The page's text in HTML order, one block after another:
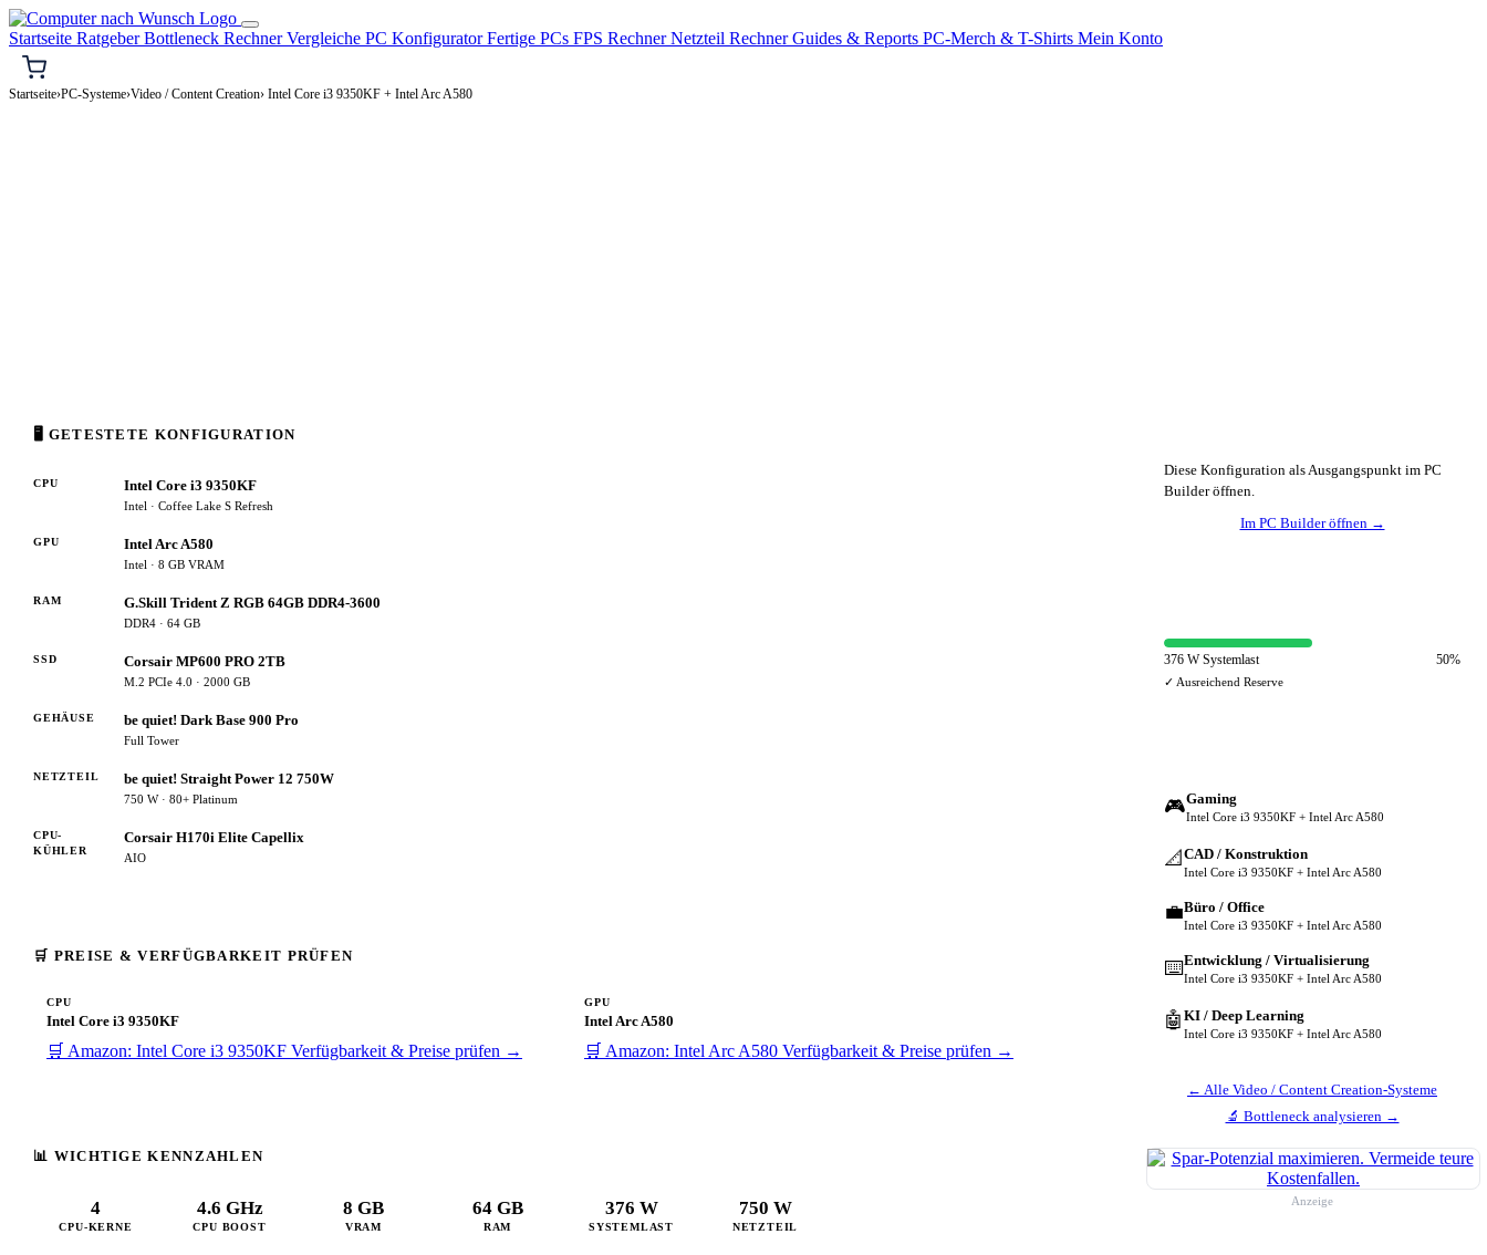
Startseite RatgeberBottleneck RechnerVergleiche PC KonfiguratorFertige PCs FPS RechnerNetzteil RechnerGuides & Reports PC-Merch & T-Shirts Mein Konto
Startseite›PC-Systeme›Video / Content Creation› Intel Core i3 9350KF + Intel Arc A580
🖥 GETESTETE KONFIGURATION
CPU Intel Core i3 9350KF
Intel · Coffee Lake S Refresh
GPU Intel Arc A580
Intel · 8 GB VRAM
RAM G.Skill Trident Z RGB 64GB DDR4-3600
DDR4 · 64 GB
SSD Corsair MP600 PRO 2TB
M.2 PCIe 4.0 · 2000 GB
GEHÄUSE be quiet! Dark Base 900 Pro
Full Tower
NETZTEIL be quiet! Straight Power 12 750W
750 W · 80+ Platinum
CPU-
KÜHLER
Corsair H170i Elite Capellix
AIO
🛒 PREISE & VERFÜGBARKEIT PRÜFEN
CPU
Intel Core i3 9350KF
🛒 Amazon: Intel Core i3 9350KF Verfügbarkeit & Preise prüfen →
GPU
Intel Arc A580
🛒 Amazon: Intel Arc A580 Verfügbarkeit & Preise prüfen →
📊 WICHTIGE KENNZAHLEN
4
CPU-KERNE
4.6 GHz
CPU BOOST
8 GB
VRAM
64 GB
RAM
376 W
SYSTEMLAST
750 W
NETZTEIL
Diese Konfiguration als Ausgangspunkt im PC
Builder öffnen.
Im PC Builder öffnen →
376 W Systemlast 50%
✓ Ausreichend Reserve
🎮Gaming
Intel Core i3 9350KF + Intel Arc A580
📐 CAD / Konstruktion
Intel Core i3 9350KF + Intel Arc A580
💼Büro / Office
Intel Core i3 9350KF + Intel Arc A580
⌨️Entwicklung / Virtualisierung
Intel Core i3 9350KF + Intel Arc A580
🤖 KI / Deep Learning
Intel Core i3 9350KF + Intel Arc A580
← Alle Video / Content Creation-Systeme
🔬 Bottleneck analysieren →
Anzeige